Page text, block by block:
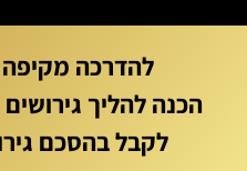
להדרכה
הכנה להליך
לקבל בהסכם